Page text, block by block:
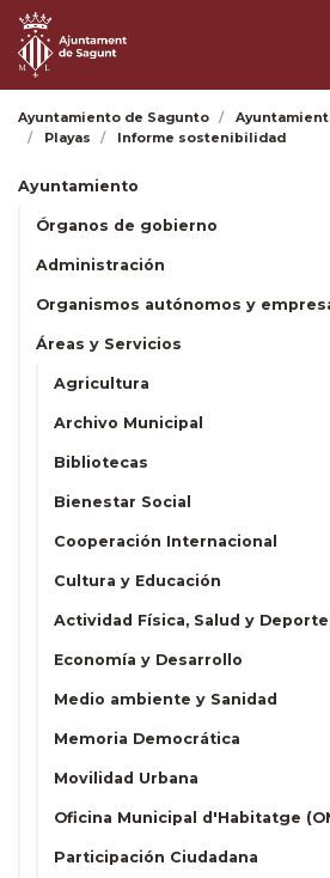
Ayuntamiento de Sagunto
Playas
Informe sostenibilidad
Ayuntamiento
Órganos de gobierno
Administración
Organismos autónomos y
Áreas y Servicios
Agricultura
Archivo Municipal
Bibliotecas
Bienestar Social
Cooperación Internacional
Cultura y Educación
Actividad Física, Salud y
Economía y Desarrollo
Medio ambiente y Sanidad
Memoria Democrática
Movilidad Urbana
Oficina Municipal d'Habitatge
Participación Ciudadana